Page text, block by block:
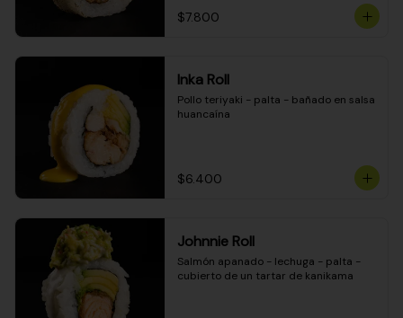
$7.800
Inka Roll
Pollo teriyaki - palta - bañado en salsa
huancaína
$6.400
Johnnie Roll
Salmón apanado - lechuga - palta -
cubierto de un tartar de kanikama